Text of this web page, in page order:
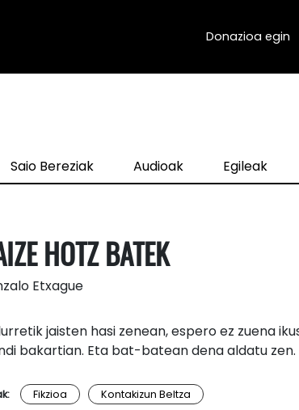
Donazioa egin
Saio Bereziak Audioak Egileak
HOTZ BATEK
Etxague
jaisten hasi zenean, espero ez zuena
bakartian. Eta bat-batean dena aldatu zen.
Fikzioa Kontakizun Beltza